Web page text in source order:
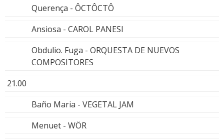
Querença - ÔCTÔCTÔ
Ansiosa - CAROL PANESI
Obdulio. Fuga - ORQUESTA DE NUEVOS
COMPOSITORES
21.00
Baño Maria - VEGETAL JAM
Menuet - WÖR